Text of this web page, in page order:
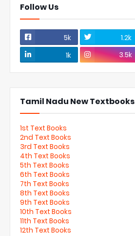
Follow Us
5k 1.2k
1k
3.5k
Tamil Nadu New Textbooks
1st Text Books
2nd Text Books
3rd Text Books
4th Text Books
5th Text Books
6th Text Books
7th Text Books
8th Text Books
9th Text Books
10th Text Books
11th Text Books
12th Text Books